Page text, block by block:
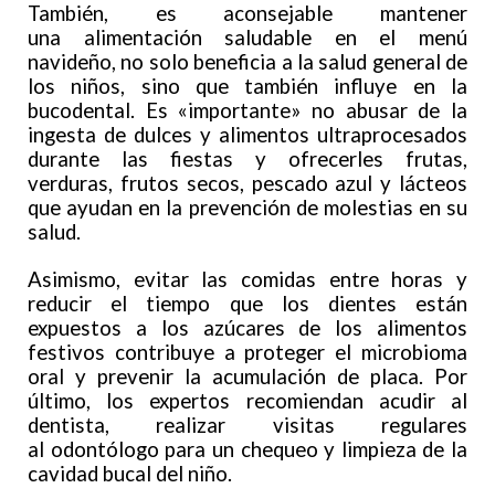
También, es aconsejable mantener
una alimentación saludable en el menú
navideño, no solo beneficia a la salud general de
los niños, sino que también influye en la
bucodental. Es «importante» no abusar de la
ingesta de dulces y alimentos ultraprocesados
durante las fiestas y ofrecerles frutas,
verduras, frutos secos, pescado azul y lácteos
que ayudan en la prevención de molestias en su
salud.
Asimismo, evitar las comidas entre horas y
reducir el tiempo que los dientes están
expuestos a los azúcares de los alimentos
festivos contribuye a proteger el microbioma
oral y prevenir la acumulación de placa. Por
último, los expertos recomiendan acudir al
dentista, realizar visitas regulares
al odontólogo para un chequeo y limpieza de la
cavidad bucal del niño.